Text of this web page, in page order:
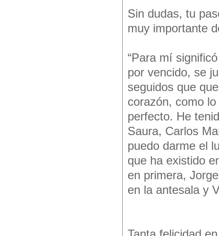
Sin dudas, tu
muy importante
“Para mí
por vencido, se
seguidos que
corazón, como
perfecto. He
Saura, Carlos
puedo darme el
que ha existido
en primera,
en la antesala y